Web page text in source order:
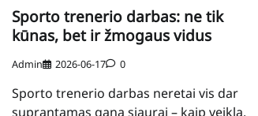
Sporto trenerio darbas: ne tik
kūnas, bet ir žmogaus vidus
Admin 2026-06-17 0
Sporto trenerio darbas neretai vis dar
suprantamas gana siaurai – kaip veikla,